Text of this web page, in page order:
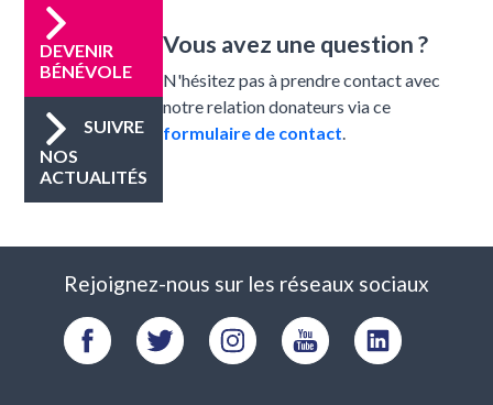
DEVENIR
BÉNÉVOLE
SUIVRE
NOS
ACTUALITÉS
Vous avez une question ?
N'hésitez pas à prendre contact avec
notre relation donateurs via ce
formulaire de contact.
Rejoignez-nous sur les réseaux sociaux